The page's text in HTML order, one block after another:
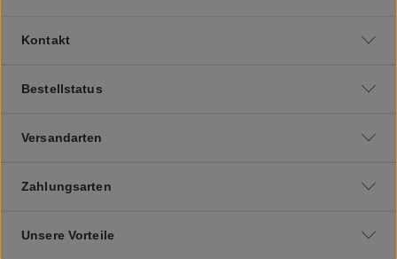
Kontakt
Bestellstatus
Versandarten
Zahlungsarten
Unsere Vorteile